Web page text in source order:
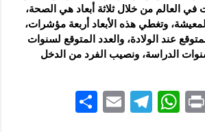
في العالم من خلال ثلاثة أبعاد هي الصحة،
وتغطي هذه الأبعاد أربعة مؤشرات،
عند الولادة، والعدد المتوقع لسنوات
الدراسة، ونصيب الفرد من الدخل
T
P
W
Te
E